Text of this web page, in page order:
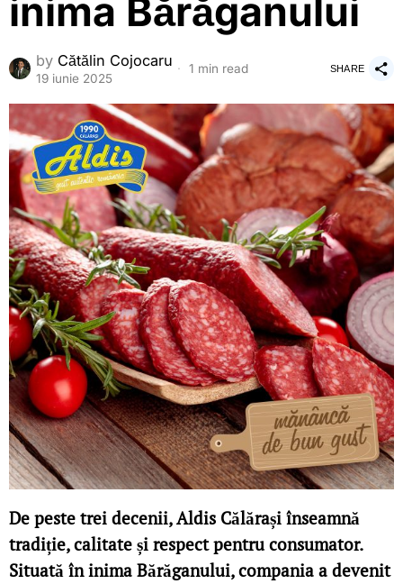
inima Bărăganului
by Cătălin Cojocaru
19 iunie 2025
1 min read SHARE
De peste trei decenii, Aldis Călărași înseamnă
tradiție, calitate și respect pentru consumator.
Situată în inima Bărăganului, compania a devenit